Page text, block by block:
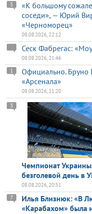
«К большому
соседи», — Юрий
«Черноморец»
5
08.08.2026, 22:12
Сеск Фабрегас:
08.08.2026, 21:46
Официально. Бруно
«Арсенала»
1
08.08.2026, 21:20
Чемпионат
безголевой день в
3
08.08.2026, 20:51
Илья Близнюк: «В
«Карабахом» была
7